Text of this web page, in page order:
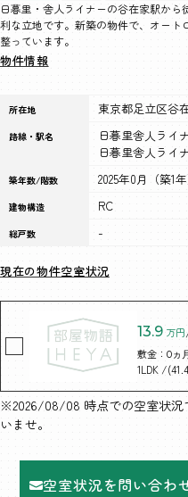
日暮里・舎人ライナーの谷在家駅か
利な立地です。新築の物件で、オー
整っています。
物件情報
所在地 東京都足立区谷
路線・駅名
日暮里舎人ライ
日暮里舎人ライ
築年数/階数 2025年0月（築1
建物構造 RC
総戸数 -
現在の物件空室状況
13.9 万円
敷金：0ヵ
1LDK /
※2026/08/08 時点での空室状況
いませ。
空室状況を問い合わ